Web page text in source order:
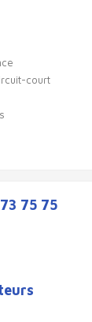
court
75 75